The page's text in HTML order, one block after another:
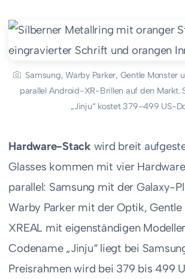
Samsung, Warby Parker, Gentle Monster
parallel Android-XR-Brillen auf den Markt.
„Jinju“ kostet 379–499 US-
Hardware-Stack wird breit
Glasses kommen mit vier
parallel: Samsung mit der Galaxy-
Warby Parker mit der Optik,
XREAL mit eigenständigen
Codename „Jinju“ liegt bei
Preisrahmen wird bei 379 bis 499